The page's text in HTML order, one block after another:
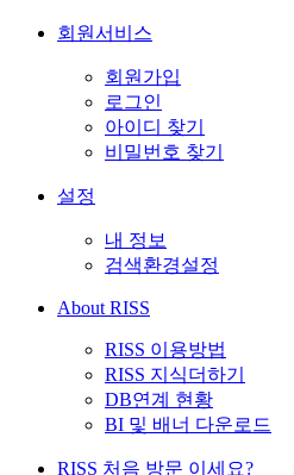
회원서비스
회원가입
로그인
아이디 찾기
비밀번호 찾기
설정
내 정보
검색환경설정
About RISS
RISS 이용방법
RISS 지식더하기
DB연계 현황
BI 및 배너 다운로드
RISS 처음 방문 이세요?